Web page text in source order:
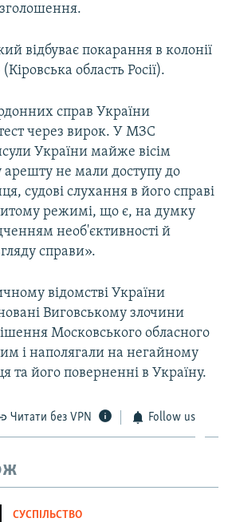
відбуває покарання в колонії
область Росії).
справ України
через вирок. У МЗС
України майже вісім
арешту не мали доступу до
судові слухання в його справі
режимі, що є, на думку
необ'єктивності й
справи».
відомстві України
Виговському злочини
Московського обласного
і наполягали на негайному
та його поверненні в Україну.
Читати без VPN Follow us
СУСПІЛЬСТВО